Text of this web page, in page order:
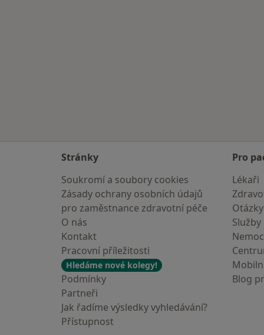
Stránky
Soukromí a soubory cookies
Zásady ochrany osobních údajů
pro zaměstnance zdravotní péče
O nás
Kontakt
Pracovní příležitosti
Hledáme nové kolegy!
Podmínky
Partneři
Jak řadíme výsledky vyhledávání?
Přístupnost
Pro
Lékaři
Služby
Blog